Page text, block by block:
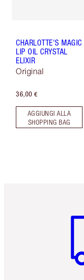
CHARLOTTE'S MAGIC
LIP OIL CRYSTAL
ELIXIR
Original
36,00 €
AGGIUNGI ALLA
SHOPPING BAG